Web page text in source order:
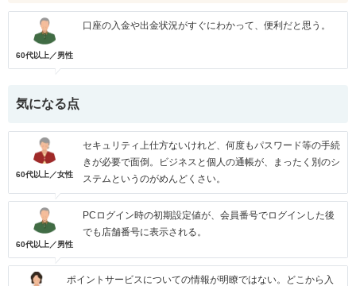
60代以上／男性
口座の入金や出金状況がすぐにわかって、便利だと思う。
気になる点
60代以上／女性
セキュリティ上仕方ないけれど、何度もパスワード等の手続
きが必要で面倒。ビジネスと個人の通帳が、まったく別のシ
ステムというのがめんどくさい。
60代以上／男性
PCログイン時の初期設定値が、会員番号でログインした後
でも店舗番号に表示される。
ポイントサービスについての情報が明瞭ではない。どこから入